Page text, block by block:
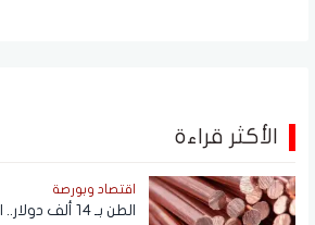
الأكثر قراءة
اقتصاد وبورصة
الطن بـ 14 ألف